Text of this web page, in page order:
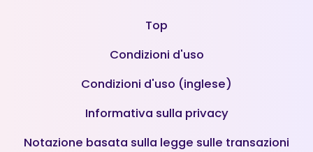
Top
Condizioni d'uso
Condizioni d'uso (inglese)
Informativa sulla privacy
Notazione basata sulla legge sulle transazioni